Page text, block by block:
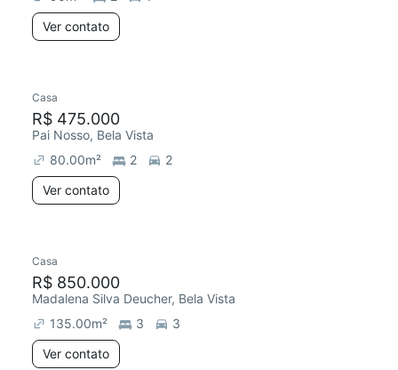
Ver contato
Casa
R$ 475.000
Pai Nosso, Bela Vista
80.00m² 2
2
Ver contato
Casa
R$ 850.000
Madalena Silva Deucher, Bela Vista
135.00m² 3
3
Ver contato